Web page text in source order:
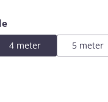
4 meter
5 meter